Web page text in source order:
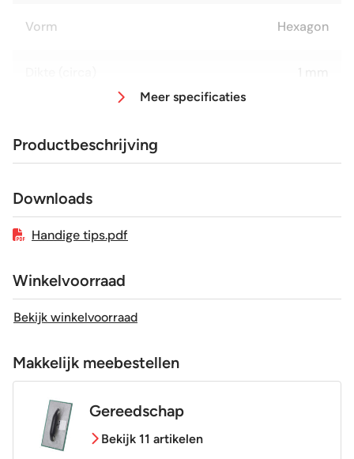
Vorm Hexagon
Glans / Mat Mat
Gerectificeerd
Sortering 1e keus
Meer specificaties
Productbeschrijving
Downloads
Handige tips.pdf
Winkelvoorraad
Bekijk winkelvoorraad
Makkelijk meebestellen
Gereedschap
Bekijk 11 artikelen